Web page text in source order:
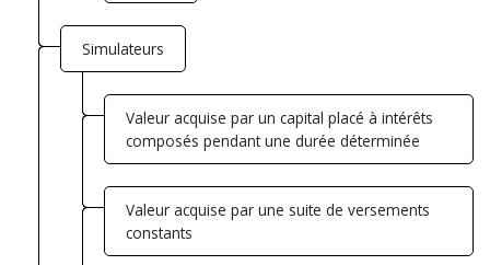
Simulateurs
Valeur acquise par un capital placé à intérêts
composés pendant une durée déterminée
Valeur acquise par une suite de versements
constants